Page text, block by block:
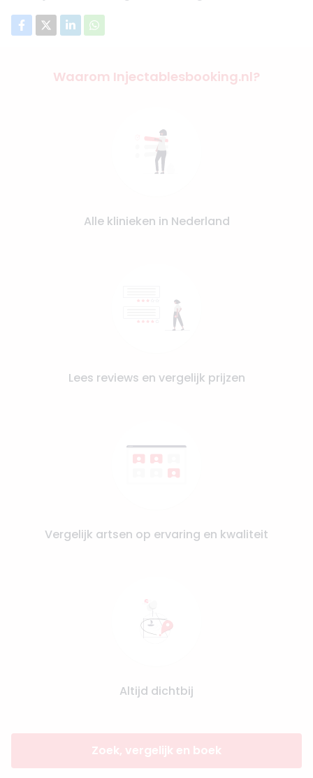
Waarom Injectablesbooking.nl?
Alle klinieken in Nederland
Lees reviews en vergelijk prijzen
Vergelijk artsen op ervaring en kwaliteit
Altijd dichtbij
Zoek, vergelijk en boek